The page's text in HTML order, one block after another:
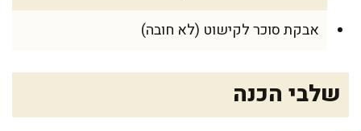
אבקת סוכר לקישוט (לא חובה)
שלבי הכנה